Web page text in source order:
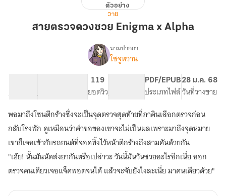
ดวง
Enigma
ตัวอย่าง
วาย
สายตรวจดวงซวย Enigma x Alpha
เรื่อง
สาย
Enigma
x
Alpha
นามปากกา
โซจูหวาน
จำนวนคำ จำนวนหน้า (A5)
119
ยอดวิวระดับเนื้อหา
PDF/EPUB
ประเภทไฟล์
28 ม.ค. 68
วันที่วางขาย
พอมาถึงโซนตึกร้างซึ่งจะเป็นจุดตรวจสุดท้ายที่ภาคินเลือกตรวจก่อน
กลับโรงพัก ดูเหมือนว่าคำขอของเขาจะไม่เป็นผลเพราะมาถึงจุดหมาย
เขาก็เจอเข้ากับรถยนต์ที่จอดทิ้งไว้หน้าตึกร้างถึงสามคันด้วยกัน
"เฮ้ย! นั้นมันนัดส่งยากันหรือเปล่าวะ วันนี้มันวันซวยอะไรอีกเนี่ย ออก